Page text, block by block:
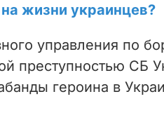
жизни украинцев?
управления по
преступностью СБ
героина в